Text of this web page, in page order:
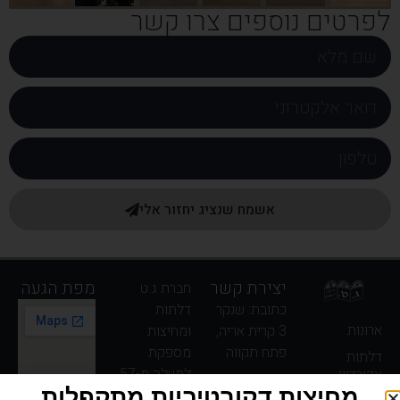
לפרטים נוספים צרו קשר
אשמח שנציג יחזור אלי
ארונות
דלתות
אקורדיון
יצירת קשר
כתובת: שנקר
3 קרית אריה,
פתח תקווה
מפת הגעה
חברת ג.ט
דלתות
ומחיצות
מספקת
למעלה מ-57
שנים.